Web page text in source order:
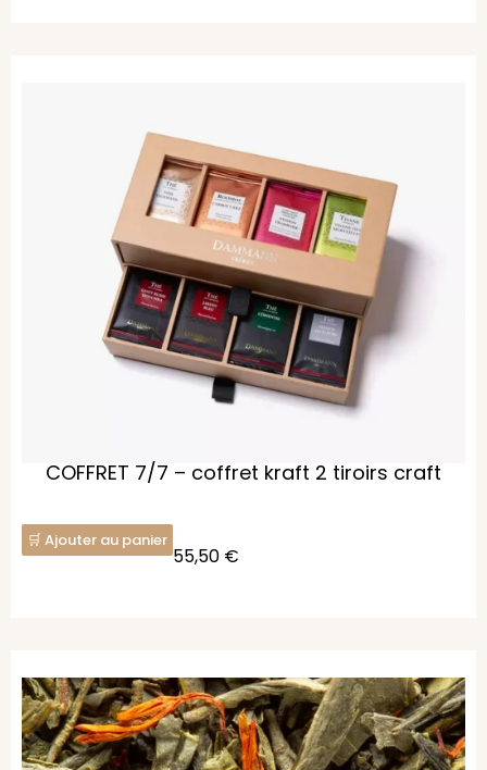
COFFRET 7/7 – coffret kraft 2 tiroirs craft
Ajouter au panier
55,50 €